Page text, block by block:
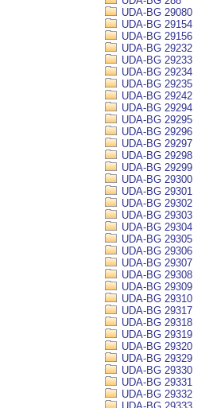
UDA-BG 29080
UDA-BG 29154
UDA-BG 29156
UDA-BG 29232
UDA-BG 29233
UDA-BG 29234
UDA-BG 29235
UDA-BG 29242
UDA-BG 29294
UDA-BG 29295
UDA-BG 29296
UDA-BG 29297
UDA-BG 29298
UDA-BG 29299
UDA-BG 29300
UDA-BG 29301
UDA-BG 29302
UDA-BG 29303
UDA-BG 29304
UDA-BG 29305
UDA-BG 29306
UDA-BG 29307
UDA-BG 29308
UDA-BG 29309
UDA-BG 29310
UDA-BG 29317
UDA-BG 29318
UDA-BG 29319
UDA-BG 29320
UDA-BG 29329
UDA-BG 29330
UDA-BG 29331
UDA-BG 29332